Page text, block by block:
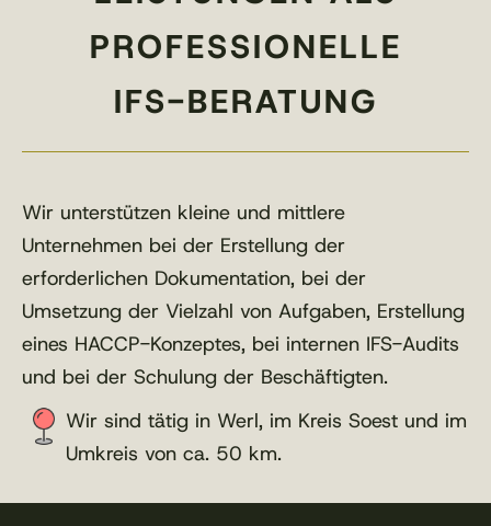
PROFESSIONELLE
IFS-BERATUNG
Wir unterstützen kleine und mittlere
Unternehmen bei der Erstellung der
erforderlichen Dokumentation, bei der
Umsetzung der Vielzahl von Aufgaben, Erstellung
eines HACCP-Konzeptes, bei internen IFS-Audits
und bei der Schulung der Beschäftigten.
Wir sind tätig in Werl, im Kreis Soest und im
Umkreis von ca. 50 km.